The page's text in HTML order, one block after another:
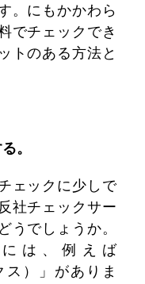
。にもかかわら
でチェックでき
トのある方法と
。
ェックに少しで
社チェックサー
うでしょうか。
は、例えば
ス）」がありま